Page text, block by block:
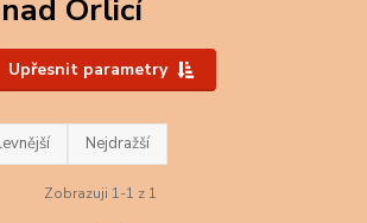
Orlicí
Upřesnit parametry
Nejdražší
Zobrazuji 1-1 z 1